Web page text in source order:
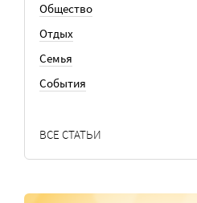
Общество
Отдых
Семья
События
ВСЕ СТАТЬИ